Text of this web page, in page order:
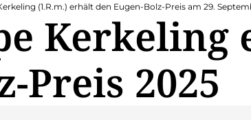
(1.R.m.) erhält den Eugen-Bolz-Preis am 29.
Kerkeling
Preis 2025